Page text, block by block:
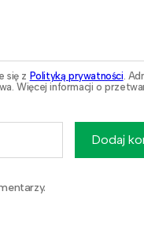
się z Polityką prywatności .
Więcej informacji o
Dodaj